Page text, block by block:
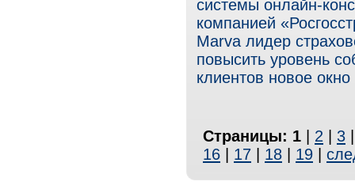
системы онлайн-
компанией
Marva лидер
повысить уровень
клиентов новое
Страницы: 1 2 3
16
17 18 19